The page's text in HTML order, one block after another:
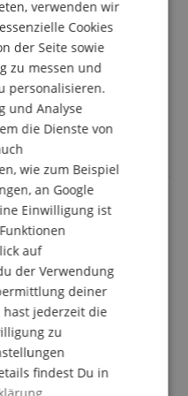
Compression, Reverb,
für dreistimmige
Reverb & Delay
verbesserte Klarheit im
mit 16/24/32 Bit
199,00 €
Versandkostenfrei (AT)
Tweaker Set
mit leistungsstarken
FRENCH
ITALIAN
SPANISH
verwenden wir
Cookies
der Seite sowie
zu messen und
personalisieren.
und Analyse
die Dienste von
wie zum Beispiel
an Google
Einwilligung ist
auf
der Verwendung
deiner
hast jederzeit die
zu
findest Du in